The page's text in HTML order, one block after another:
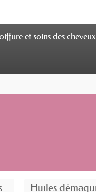
et soins des cheveux
Huiles